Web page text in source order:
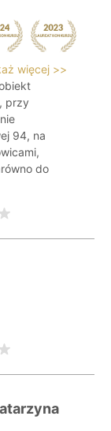
więcej >>
przy
94, na
do